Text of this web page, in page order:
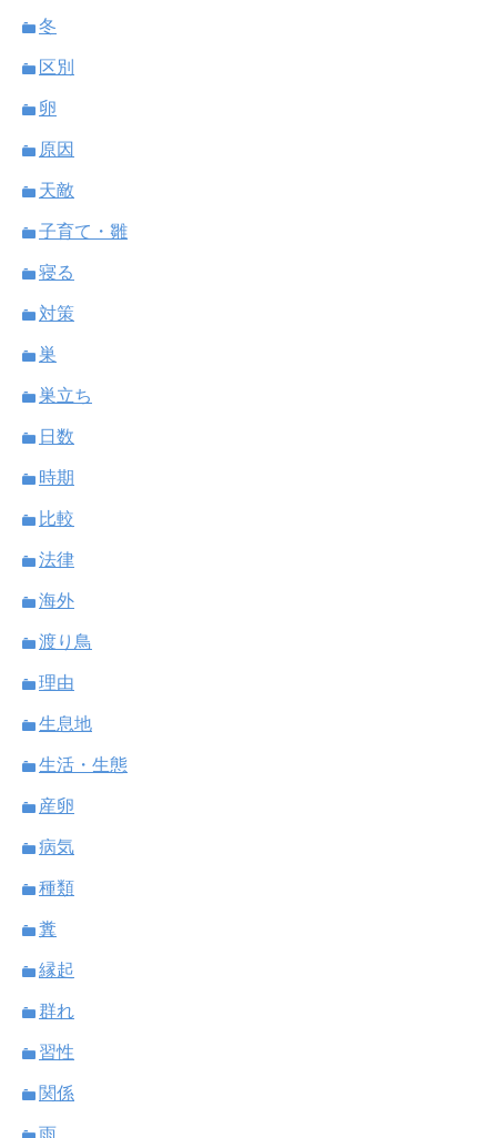
冬
区別
卵
原因
天敵
子育て・雛
寝る
対策
巣
巣立ち
日数
時期
比較
法律
海外
渡り鳥
理由
生息地
生活・生態
産卵
病気
種類
糞
縁起
群れ
習性
関係
雨